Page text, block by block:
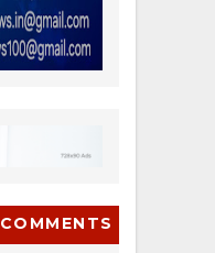
COMMENTS